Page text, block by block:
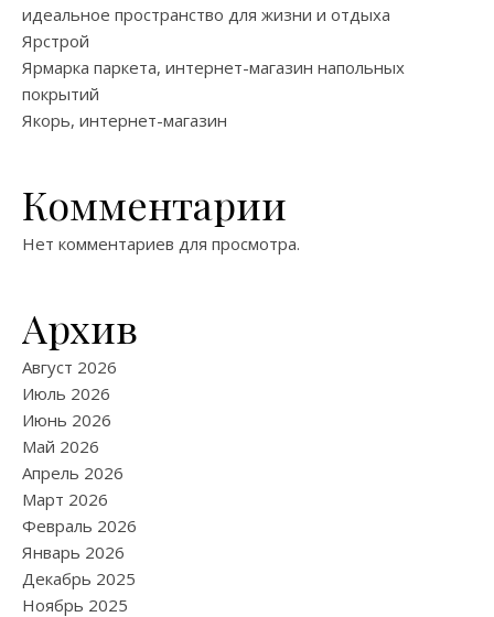
идеальное пространство для жизни и отдыха
Ярстрой
Ярмарка паркета, интернет-магазин напольных
покрытий
Якорь, интернет-магазин
Комментарии
Нет комментариев для просмотра.
Архив
Август 2026
Июль 2026
Июнь 2026
Май 2026
Апрель 2026
Март 2026
Февраль 2026
Январь 2026
Декабрь 2025
Ноябрь 2025